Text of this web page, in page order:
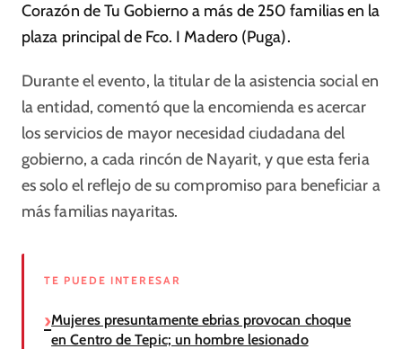
Corazón de Tu Gobierno a más de 250 familias en la
plaza principal de Fco. I Madero (Puga).
Durante el evento, la titular de la asistencia social en
la entidad, comentó que la encomienda es acercar
los servicios de mayor necesidad ciudadana del
gobierno, a cada rincón de Nayarit, y que esta feria
es solo el reflejo de su compromiso para beneficiar a
más familias nayaritas.
TE PUEDE INTERESAR
Mujeres presuntamente ebrias provocan choque
en Centro de Tepic; un hombre lesionado